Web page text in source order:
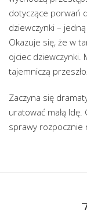
dotyczące porwań
dziewczynki –
Okazuje się, że w
ojciec dziewczynki.
tajemniczą
Zaczyna się
uratować małą
sprawy rozpocznie